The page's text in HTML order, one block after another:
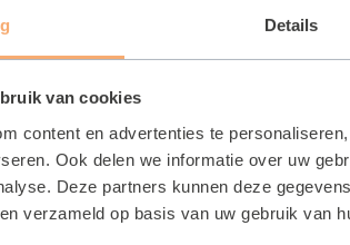
Details
van cookies
content en advertenties te
Ook delen we informatie over uw
Deze partners kunnen deze
verzameld op basis van uw gebruik van
Wasbeek
Wasbeek